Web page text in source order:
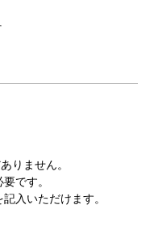
りません。
です。
入いただけます。